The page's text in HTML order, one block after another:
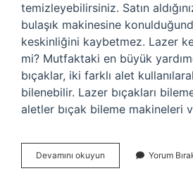
temizleyebilirsiniz. Satın
bulaşık makinesine
keskinliğini kaybetmez. Lazer
mi? Mutfaktaki en büyük
bıçaklar, iki farklı alet
bilenebilir. Lazer bıçakları
aletler bıçak bileme makineleri
Devamını okuyun
Bıçak
Yorum